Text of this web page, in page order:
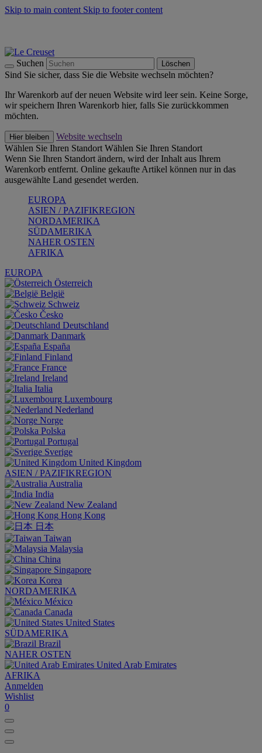
Skip to main content Skip to footer content
Suchen Löschen
Sind Sie sicher, dass Sie die Website wechseln möchten?
Ihr Warenkorb auf der neuen Website wird leer sein. Keine Sorge,
wir speichern Ihren Warenkorb hier, falls Sie zurückkommen
möchten.
Hier bleiben
Website wechseln
Wählen Sie Ihren Standort Wählen Sie Ihren Standort
Wenn Sie Ihren Standort ändern, wird der Inhalt aus Ihrem
Warenkorb entfernt. Online gekaufte Artikel können nur in das
ausgewählte Land gesendet werden.
EUROPA
ASIEN / PAZIFIKREGION
NORDAMERIKA
SÜDAMERIKA
NAHER OSTEN
AFRIKA
EUROPA
Österreich
België
Schweiz
Česko
Deutschland
Danmark
España
Finland
France
Ireland
Italia
Luxembourg
Nederland
Norge
Polska
Portugal
Sverige
United Kingdom
ASIEN / PAZIFIKREGION
Australia
India
New Zealand
Hong Kong
日本
Taiwan
Malaysia
China
Singapore
Korea
NORDAMERIKA
México
Canada
United States
SÜDAMERIKA
Brazil
NAHER OSTEN
United Arab Emirates
AFRIKA
Anmelden
Wishlist
0